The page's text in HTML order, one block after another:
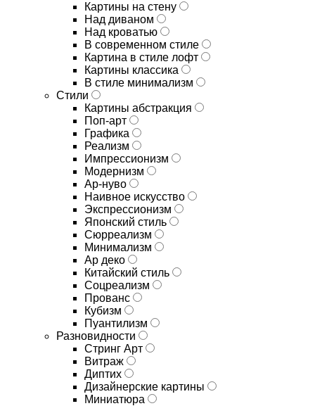
Картины на стену
Над диваном
Над кроватью
В современном стиле
Картина в стиле лофт
Картины классика
В стиле минимализм
Стили
Картины абстракция
Поп-арт
Графика
Реализм
Импрессионизм
Модернизм
Ар-нуво
Наивное искусство
Экспрессионизм
Японский стиль
Сюрреализм
Минимализм
Ар деко
Китайский стиль
Соцреализм
Прованс
Кубизм
Пуантилизм
Разновидности
Стринг Арт
Витраж
Диптих
Дизайнерские картины
Миниатюра